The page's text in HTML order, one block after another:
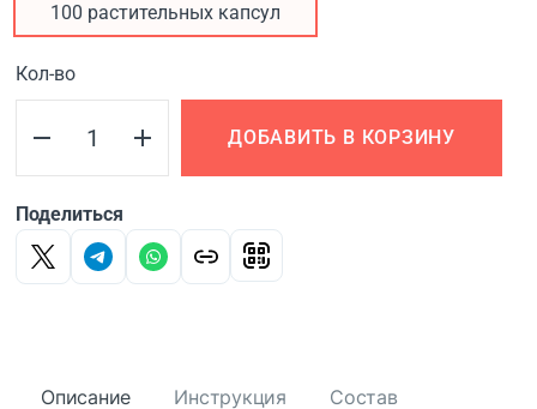
100 растительных капсул
Кол-во
ДОБАВИТЬ В КОРЗИНУ
Поделиться
Описание Инструкция Состав